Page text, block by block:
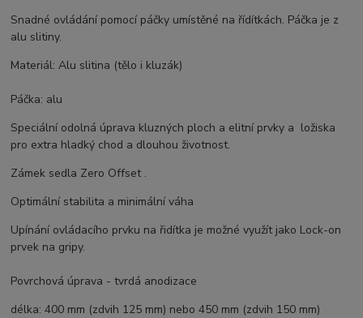
Snadné ovládání pomocí páčky umístěné na řídítkách. Páčka je z
alu slitiny.
Materiál: Alu slitina (tělo i kluzák)
Páčka: alu
Speciální odolná úprava kluzných ploch a elitní prvky a ložiska
pro extra hladký chod a dlouhou životnost.
Zámek sedla Zero Offset .
Optimální stabilita a minimální váha
Upínání ovládacího prvku na řidítka je možné využít jako Lock-on
prvek na gripy.
Povrchová úprava - tvrdá anodizace
délka: 400 mm (zdvih 125 mm) nebo 450 mm (zdvih 150 mm)